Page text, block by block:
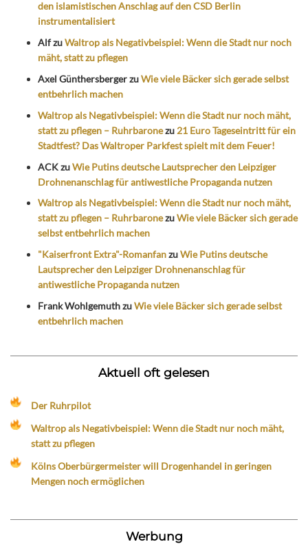
den islamistischen Anschlag auf den CSD Berlin
instrumentalisiert
AlfzuWaltrop als Negativbeispiel: Wenn die Stadt nur noch
mäht, statt zu pflegen
Axel GünthersbergerzuWie viele Bäcker sich gerade selbst
entbehrlich machen
Waltrop als Negativbeispiel: Wenn die Stadt nur noch mäht,
statt zu pflegen – Ruhrbaronezu 21 Euro Tageseintritt für ein
Stadtfest? Das Waltroper Parkfest spielt mit dem Feuer!
ACKzuWie Putins deutsche Lautsprecher den Leipziger
Drohnenanschlag für antiwestliche Propaganda nutzen
Waltrop als Negativbeispiel: Wenn die Stadt nur noch mäht,
statt zu pflegen – RuhrbaronezuWie viele Bäcker sich gerade
selbst entbehrlich machen
"Kaiserfront Extra"-RomanfanzuWie Putins deutsche
Lautsprecher den Leipziger Drohnenanschlag für
antiwestliche Propaganda nutzen
Frank WohlgemuthzuWie viele Bäcker sich gerade selbst
entbehrlich machen
Aktuell oft gelesen
Der Ruhrpilot
Waltrop als Negativbeispiel: Wenn die Stadt nur noch mäht,
statt zu pflegen
Kölns Oberbürgermeister will Drogenhandel in geringen
Mengen noch ermöglichen
Werbung